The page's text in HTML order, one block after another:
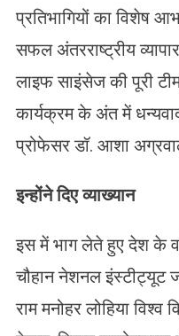
प्रतिभागियों का विशेष
सफल अंतरराष्ट्रीय
लाइफ साइंसेज की पूरी
कार्यक्रम के अंत में
प्रोफेसर डॉ. आशा
इन्होंने दिए व्याख्यान
इस में भाग लेते हुए देश के
चौहान नेशनल इंस्टीट्यूट
राम मनोहर लोहिया विश्व